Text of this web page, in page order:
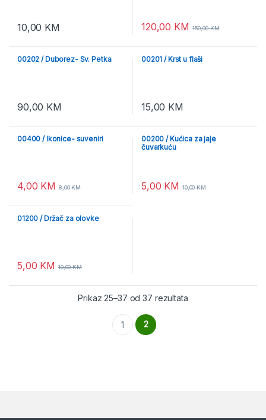
10,00 KM 120,00 KM 150,00KM
00202 / Duborez- Sv. Petka
90,00 KM
00201 / Krst u flaši
15,00 KM
00400 / Ikonice- suveniri
4,00 KM 8,00KM
00200 / Kućica za jaje
čuvarkuću
5,00 KM 10,00KM
01200 / Držač za olovke
5,00 KM 10,00KM
Prikaz 25–37 od 37 rezultata
1 2